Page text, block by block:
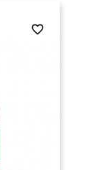
favorite_border